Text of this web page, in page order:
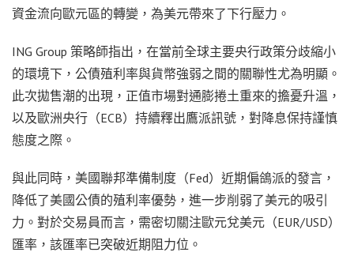
資金流向歐元區的轉變，為美元帶來了下行壓力。
ING Group 策略師指出，在當前全球主要央行政策分歧縮小
的環境下，公債殖利率與貨幣強弱之間的關聯性尤為明顯。
此次拋售潮的出現，正值市場對通膨捲土重來的擔憂升溫，
以及歐洲央行（ECB）持續釋出鷹派訊號，對降息保持謹慎
態度之際。
與此同時，美國聯邦準備制度（Fed）近期偏鴿派的發言，
降低了美國公債的殖利率優勢，進一步削弱了美元的吸引
力。對於交易員而言，需密切關注歐元兌美元（EUR/USD）
匯率，該匯率已突破近期阻力位。